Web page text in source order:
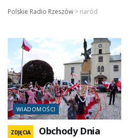
Polskie Radio Rzeszów > naród
WIADOMOŚCI
ZDJĘCIA
Obchody Dnia